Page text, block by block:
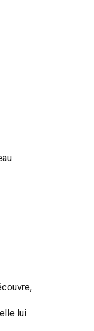
lui